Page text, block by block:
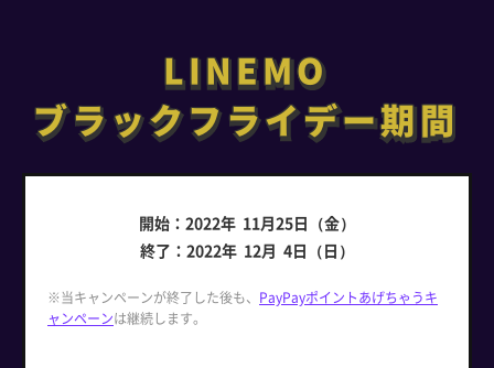
LINEMO
ブラックフライデー期間
LINEMO
ブラックフライデー期間
開始：2022年 11月25日（金）
終了：2022年 12月 4日（日）
※当キャンペーンが終了した後も、 PayPayポイントあげちゃうキ
ャンペーンは継続します。